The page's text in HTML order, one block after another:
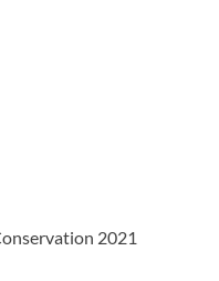
2021